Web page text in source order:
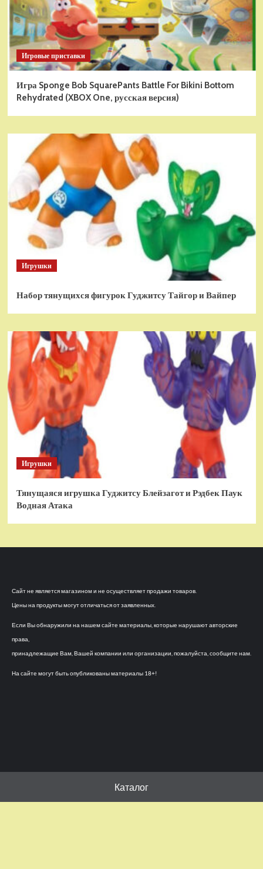
Игровые приставки
Игра Sponge Bob SquarePants Battle For Bikini Bottom
Rehydrated (XBOX One, русская версия)
Игрушки
Набор тянущихся фигурок Гуджитсу Тайгор и Вайпер
Игрушки
Тянущаяся игрушка Гуджитсу Блейзагот и Рэдбек Паук
Водная Атака
Сайт не является магазином и не осуществляет продажи товаров.
Цены на продукты могут отличаться от заявленных.
Если Вы обнаружили на нашем сайте материалы, которые нарушают авторские
права,
принадлежащие Вам, Вашей компании или организации, пожалуйста, сообщите нам.
На сайте могут быть опубликованы материалы 18+!
Каталог